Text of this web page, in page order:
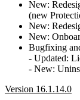
New:
(new
New:
New:
Bugfixing
- Updated:
- New:
Version 16.1.14.0